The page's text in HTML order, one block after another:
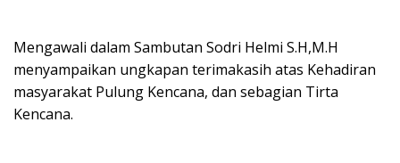
Mengawali dalam Sambutan Sodri Helmi S.H,M.H
menyampaikan ungkapan terimakasih atas Kehadiran
masyarakat Pulung Kencana, dan sebagian Tirta
Kencana.